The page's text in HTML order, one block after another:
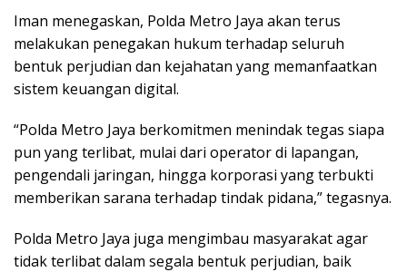
Iman menegaskan, Polda Metro Jaya akan terus
melakukan penegakan hukum terhadap seluruh
bentuk perjudian dan kejahatan yang memanfaatkan
sistem keuangan digital.
“Polda Metro Jaya berkomitmen menindak tegas siapa
pun yang terlibat, mulai dari operator di lapangan,
pengendali jaringan, hingga korporasi yang terbukti
memberikan sarana terhadap tindak pidana,” tegasnya.
Polda Metro Jaya juga mengimbau masyarakat agar
tidak terlibat dalam segala bentuk perjudian, baik